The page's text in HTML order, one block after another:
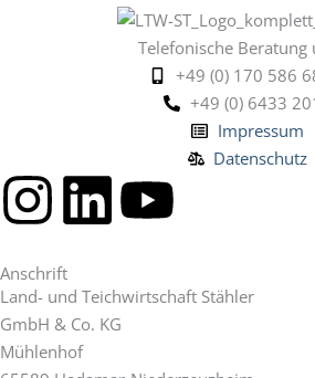
Telefonische Beratung
+49 (0) 170 586
+49 (0) 6433
Impressum
Datenschutz
I
n
s
L
n
Y
u
Anschrift
Land- und Teichwirtschaft Stähler
GmbH & Co. KG
Mühlenhof